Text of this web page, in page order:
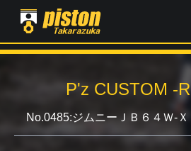
P'Z MAGAZINE
PISTON YAHOO店
P'z CUSTOM -
No.0485:ジムニーＪＢ６４Ｗ-